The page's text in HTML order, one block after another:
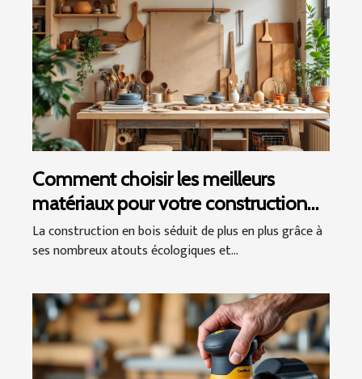
Comment choisir les meilleurs
matériaux pour votre construction
en bois ?
La construction en bois séduit de plus en plus grâce à
ses nombreux atouts écologiques et...